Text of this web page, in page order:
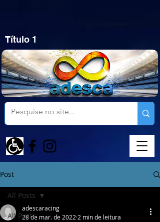
Título 1
Post
All Posts
All Posts
adescaracing
28 de mar. de 2022 2 min de leitura